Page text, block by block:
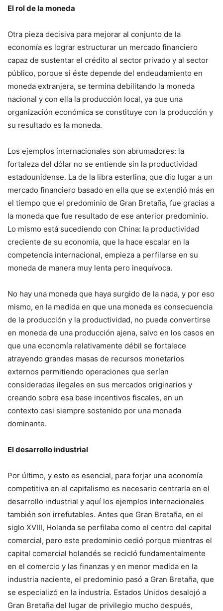
El rol de la moneda
Otra pieza decisiva para mejorar al conjunto de la
economía es lograr estructurar un mercado financiero
capaz de sustentar el crédito al sector privado y al sector
público, porque si éste depende del endeudamiento en
moneda extranjera, se termina debilitando la moneda
nacional y con ella la producción local, ya que una
organización económica se constituye con la producción y
su resultado es la moneda.
Los ejemplos internacionales son abrumadores: la
fortaleza del dólar no se entiende sin la productividad
estadounidense. La de la libra esterlina, que dio lugar a un
mercado financiero basado en ella que se extendió más en
el tiempo que el predominio de Gran Bretaña, fue gracias a
la moneda que fue resultado de ese anterior predominio.
Lo mismo está sucediendo con China: la productividad
creciente de su economía, que la hace escalar en la
competencia internacional, empieza a perfilarse en su
moneda de manera muy lenta pero inequívoca.
No hay una moneda que haya surgido de la nada, y por eso
mismo, en la medida en que una moneda es consecuencia
de la producción y la productividad, no puede convertirse
en moneda de una producción ajena, salvo en los casos en
que una economía relativamente débil se fortalece
atrayendo grandes masas de recursos monetarios
externos permitiendo operaciones que serían
consideradas ilegales en sus mercados originarios y
creando sobre esa base incentivos fiscales, en un
contexto casi siempre sostenido por una moneda
dominante.
El desarrollo industrial
Por último, y esto es esencial, para forjar una economía
competitiva en el capitalismo es necesario centrarla en el
desarrollo industrial y aquí los ejemplos internacionales
también son irrefutables. Antes que Gran Bretaña, en el
siglo XVIII, Holanda se perfilaba como el centro del capital
comercial, pero este predominio cedió porque mientras el
capital comercial holandés se recicló fundamentalmente
en el comercio y las finanzas y en menor medida en la
industria naciente, el predominio pasó a Gran Bretaña, que
se especializó en la industria. Estados Unidos desalojó a
Gran Bretaña del lugar de privilegio mucho después,